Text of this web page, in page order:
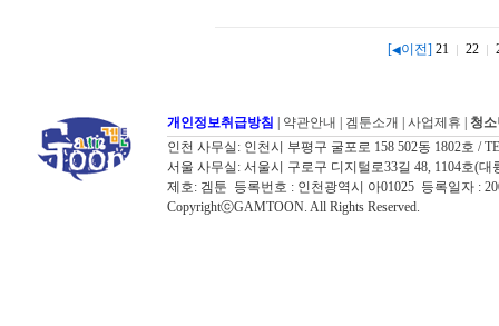
[◀이전] 21 22
개인정보취급방침 약관안내 겜툰소개 사업제휴
청
인천 사무실: 인천시 부평구 굴포로 158 502동 1802호 /
서울 사무실: 서울시 구로구 디지털로33길 48, 1104호(대
제호: 겜툰 등록번호 : 인천광역시 아01025 등록일자 :
CopyrightⓒGAMTOON. All Rights Reserved.